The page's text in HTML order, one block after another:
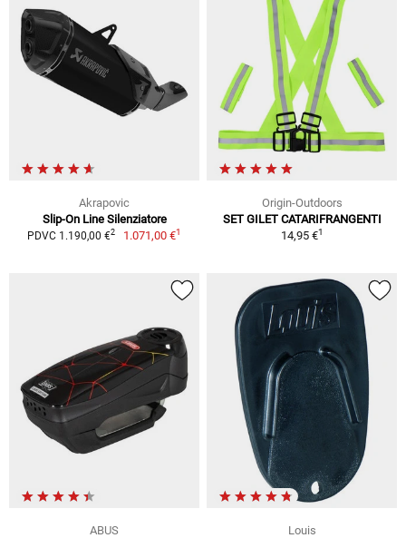
Akrapovic
Slip-On Line Silenziatore
PDVC 1.190,00 €2 1.071,00 €1
Origin-Outdoors
SET GILET CATARIFRANGENTI
14,95 €1
ABUS
Louis